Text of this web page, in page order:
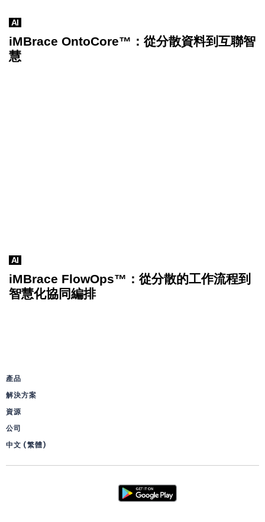
AI
iMBrace OntoCore™：從分散資料到互聯智
慧
AI
iMBrace FlowOps™：從分散的工作流程到
智慧化協同編排
產品
解決方案
資源
公司
中文 (繁體)